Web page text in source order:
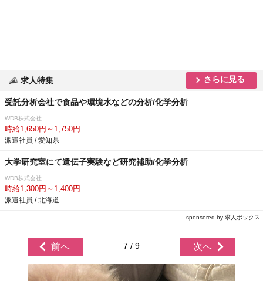
求人特集 さらに見る
受託分析会社で食品や環境水などの分析/化学分析
WDB株式会社
時給1,650円～1,750円
派遣社員 / 愛知県
大学研究室にて遺伝子実験など研究補助/化学分析
WDB株式会社
時給1,300円～1,400円
派遣社員 / 北海道
sponsored by 求人ボックス
前へ 7 / 9 次へ